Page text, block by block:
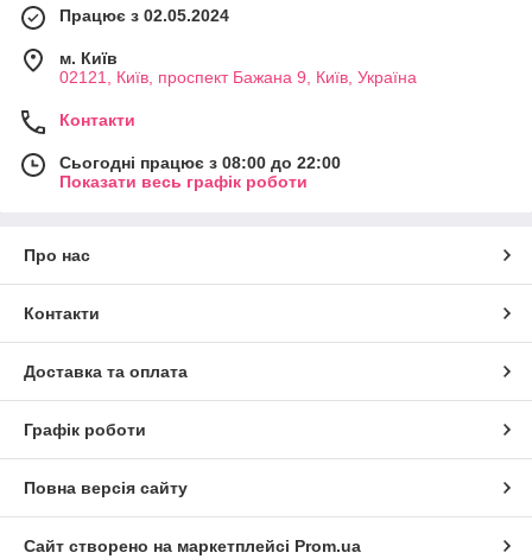
Працює з 02.05.2024
м. Київ
02121, Київ, проспект Бажана 9, Київ, Україна
Контакти
Сьогодні працює з 08:00 до 22:00
Показати весь графік роботи
Про нас
Контакти
Доставка та оплата
Графік роботи
Повна версія сайту
Сайт створено на маркетплейсі Prom.ua